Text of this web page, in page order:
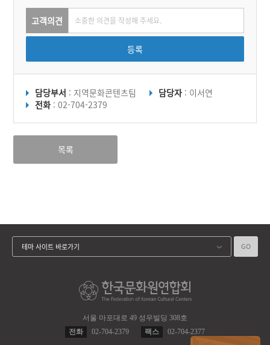
고객의견
등록
담당부서 : 지역문화콘텐츠팀 담당자 : 이서연
전화 : 02-704-2379
목록
서울 마포대로 49 성우빌딩 308호
전화
02-704-2379 팩스 02-704-2377
테마 사이트 바로가기 GO